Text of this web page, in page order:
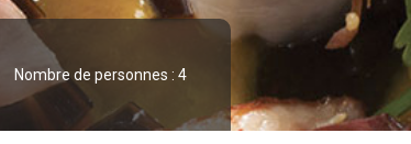
Nombre de personnes : 4